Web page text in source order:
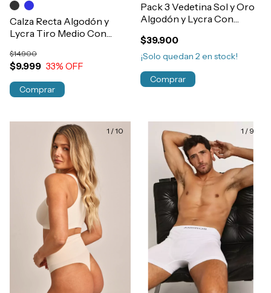
Calza Recta Algodón y
Lycra Tiro Medio Con
$9.999
$14.900
33% OFF
Comprar
Pack 3 Vedetina Sol y Oro
Algodón y Lycra Con
$39.900
¡Solo quedan 2en stock!
Comprar
1 /10 1 / 9